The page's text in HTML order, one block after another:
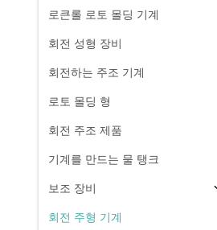
로큰롤 로토 몰딩 기계
회전 성형 장비
회전하는 주조 기계
로토 몰딩 형
회전 주조 제품
기계를 만드는 물 탱크
보조 장비
회전 주형 기계